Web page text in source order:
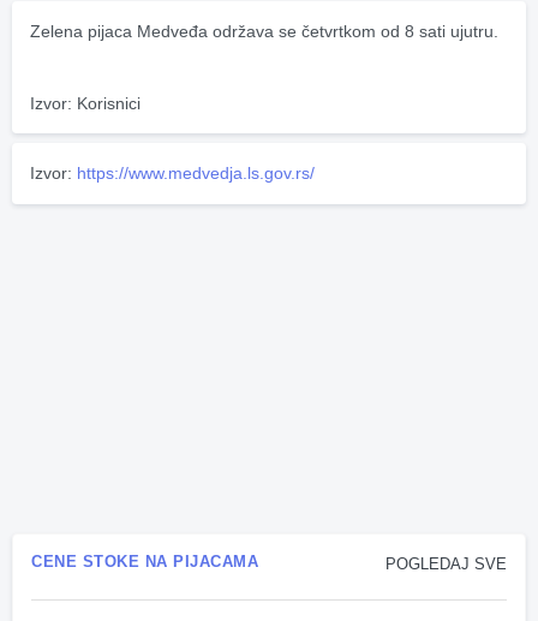
Zelena pijaca Medveđa održava se četvrtkom od 8 sati ujutru.
Izvor: Korisnici
Izvor: https://www.medvedja.ls.gov.rs/
POGLEDAJ SVE
CENE STOKE NA PIJACAMA